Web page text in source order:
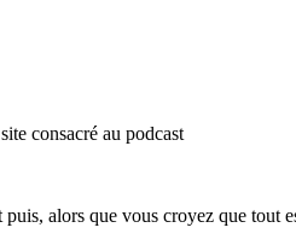
consacré au podcast
alors que vous croyez que tout